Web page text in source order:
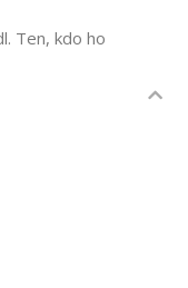
Ten, kdo ho